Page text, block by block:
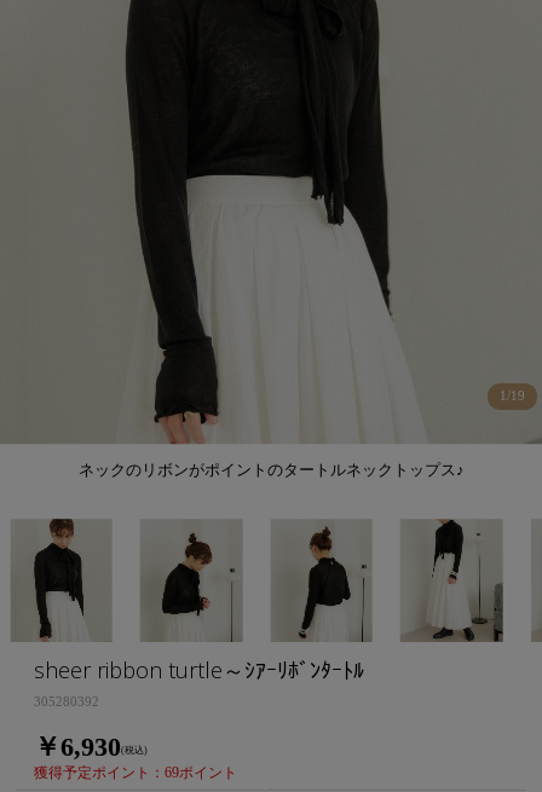
ネックのリボンがポイントのタートルネックトップス♪
1/19
sheer ribbon turtle～ｼｱｰﾘﾎﾞﾝﾀｰﾄﾙ
305280392
￥6,930(税込)
獲得予定ポイント：69ポイント